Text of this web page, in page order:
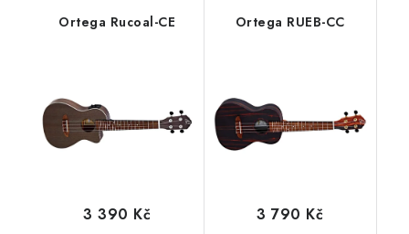
Ortega Rucoal-CE
3 390 Kč
Ortega RUEB-CC
3 790 Kč